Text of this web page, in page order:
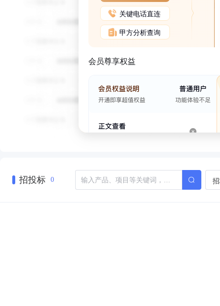
关键电话直连
甲方分析查询
会员尊享权益
招投标 0